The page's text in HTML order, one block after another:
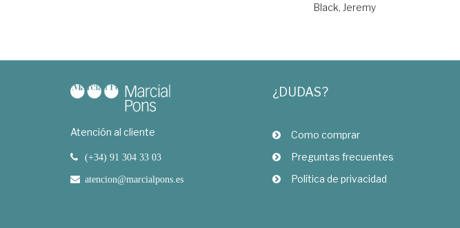
Black, Jeremy
Atención al cliente
(+34) 91 304 33 03
atencion@marcialpons.es
¿DUDAS?
Como comprar
Preguntas frecuentes
Política de privacidad